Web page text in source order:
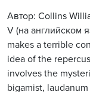
Автор: Collins
V (на английском
makes a terrible
idea of the
involves the
bigamist,